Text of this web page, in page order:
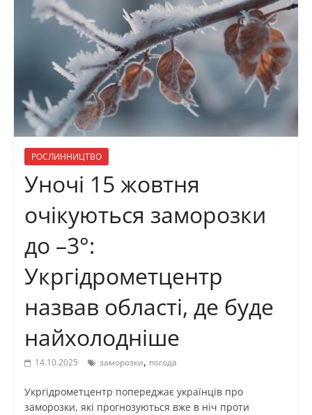
РОСЛИННИЦТВО
Уночі 15 жовтня
очікуються заморозки
до –3°:
Укргідрометцентр
назвав області, де буде
найхолодніше
14.10.2025 заморозки, погода
Укргідрометцентр попереджає українців про
заморозки, які прогнозуються вже в ніч проти